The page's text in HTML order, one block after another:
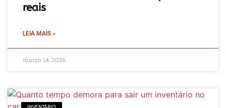
reais
LEIA MAIS »
março 14, 2026